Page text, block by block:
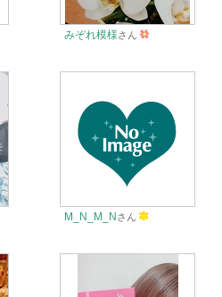
みぞれ模様さん
M_N_M_N さん